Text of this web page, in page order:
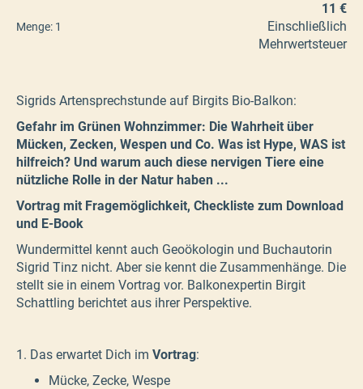
Menge: 1
11 €
Einschließlich
Mehrwertsteuer
Sigrids Artensprechstunde auf Birgits Bio-Balkon:
Gefahr im Grünen Wohnzimmer: Die Wahrheit über
Mücken, Zecken, Wespen und Co. Was ist Hype, WAS ist
hilfreich? Und warum auch diese nervigen Tiere eine
nützliche Rolle in der Natur haben ...
Vortrag mit Fragemöglichkeit, Checkliste zum Download
und E-Book
Wundermittel kennt auch Geoökologin und Buchautorin
Sigrid Tinz nicht. Aber sie kennt die Zusammenhänge. Die
stellt sie in einem Vortrag vor. Balkonexpertin Birgit
Schattling berichtet aus ihrer Perspektive.
1. Das erwartet Dich im Vortrag:
Mücke, Zecke, Wespe